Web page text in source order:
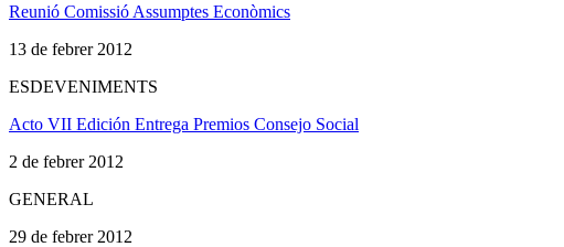
Reunió Comissió Assumptes Econòmics
13 de febrer 2012
ESDEVENIMENTS
Acto VII Edición Entrega Premios Consejo Social
2 de febrer 2012
GENERAL
29 de febrer 2012